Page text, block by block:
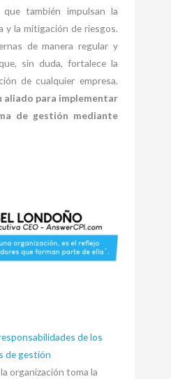
también impulsan la
y la mitigación de riesgos.
de manera regular y
sin duda, fortalece la
de cualquier empresa.
aliado para implementar
de gestión mediante
de los
de gestión
organización toma la